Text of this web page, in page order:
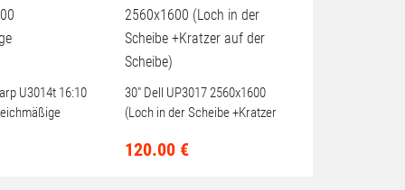
U3014t 16:10
30" Dell UP3017 2560x1600
(Loch in der Scheibe +Kratzer
120.00 €